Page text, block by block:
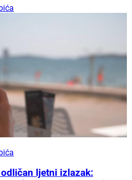
ljetni izlazak: